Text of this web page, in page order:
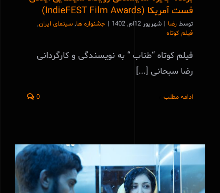
فست آمریکا (IndieFEST Film Awards)
توسط رضا | شهریور 12ام, 1402 | جشنواره ها, سینمای ایران,
فیلم کوتاه
فیلم کوتاه “طناب “ به نویسندگی و کارگردانی
رضا سبحانی [...]
ادامه مطلب 0